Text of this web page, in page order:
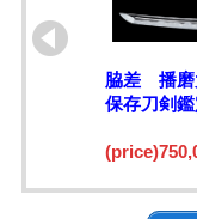
脇差 播磨
保存刀剣